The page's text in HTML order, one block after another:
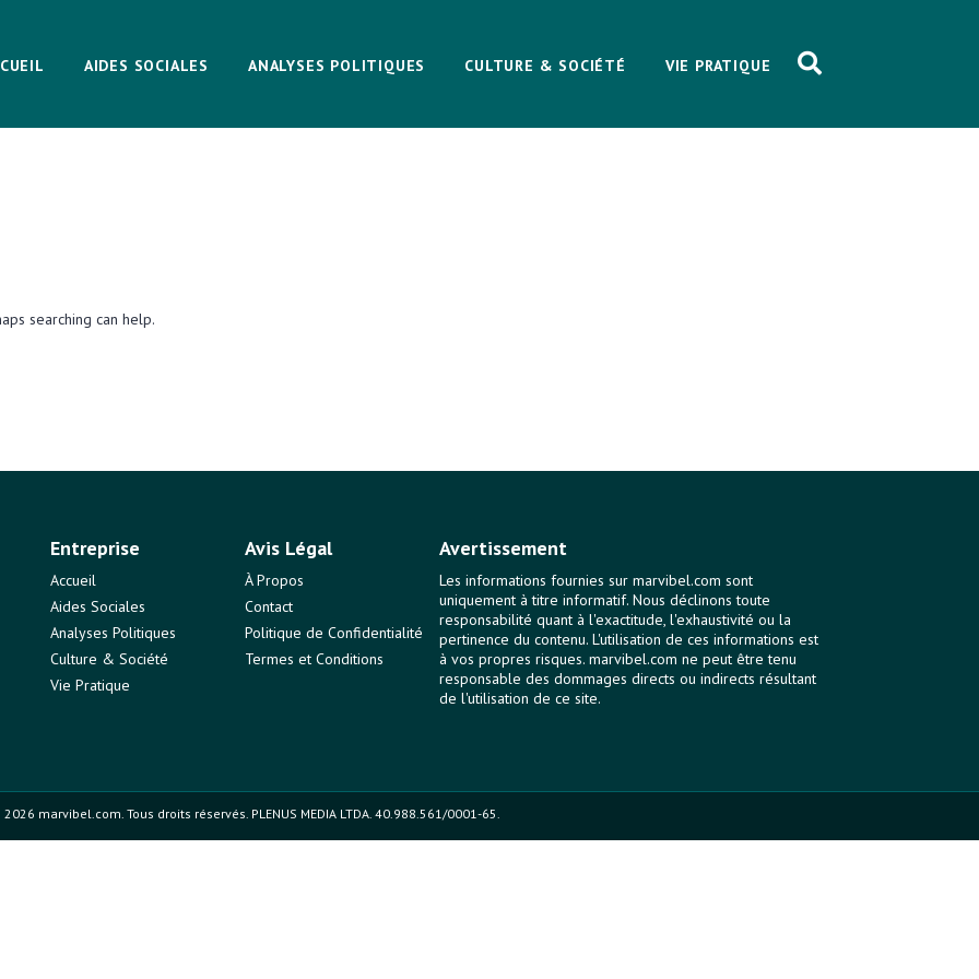
AIDES SOCIALES ANALYSES POLITIQUES CULTURE & SOCIÉTÉ VIE PRATIQUE
searching can help.
Entreprise
Accueil
Aides Sociales
Analyses Politiques
Culture & Société
Vie Pratique
Avis Légal
À Propos
Contact
Politique de Confidentialité
Termes et Conditions
Avertissement
Les informations fournies sur marvibel.com sont
uniquement à titre informatif. Nous déclinons toute
responsabilité quant à l'exactitude, l'exhaustivité ou la
pertinence du contenu. L'utilisation de ces informations est
à vos propres risques. marvibel.com ne peut être tenu
responsable des dommages directs ou indirects résultant
de l'utilisation de ce site.
marvibel.com. Tous droits réservés. PLENUS MEDIA LTDA. 40.988.561/0001-65.